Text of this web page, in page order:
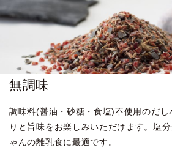
無調味
調味料(醤油・砂糖・食塩)不使用のだし
りと旨味をお楽しみいただけます。塩
ゃんの離乳食に最適です。